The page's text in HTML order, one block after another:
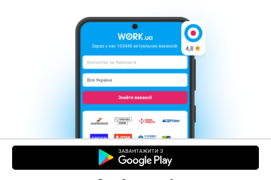
Контакти Про нас
Кар’єра
Допомога Умови використання